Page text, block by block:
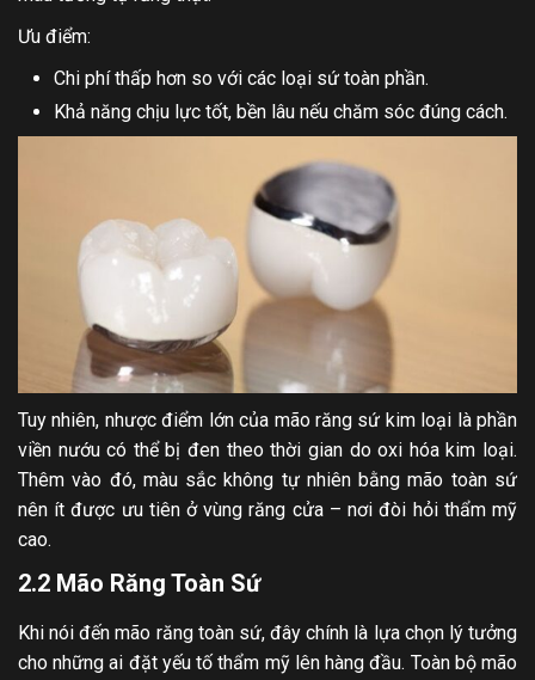
Ưu điểm:
Chi phí thấp hơn so với các loại sứ toàn phần.
Khả năng chịu lực tốt, bền lâu nếu chăm sóc đúng cách.
Tuy nhiên, nhược điểm lớn của mão răng sứ kim loại là phần
viền nướu có thể bị đen theo thời gian do oxi hóa kim loại.
Thêm vào đó, màu sắc không tự nhiên bằng mão toàn sứ
nên ít được ưu tiên ở vùng răng cửa – nơi đòi hỏi thẩm mỹ
cao.
2.2 Mão Răng Toàn Sứ
Khi nói đến mão răng toàn sứ, đây chính là lựa chọn lý tưởng
cho những ai đặt yếu tố thẩm mỹ lên hàng đầu. Toàn bộ mão